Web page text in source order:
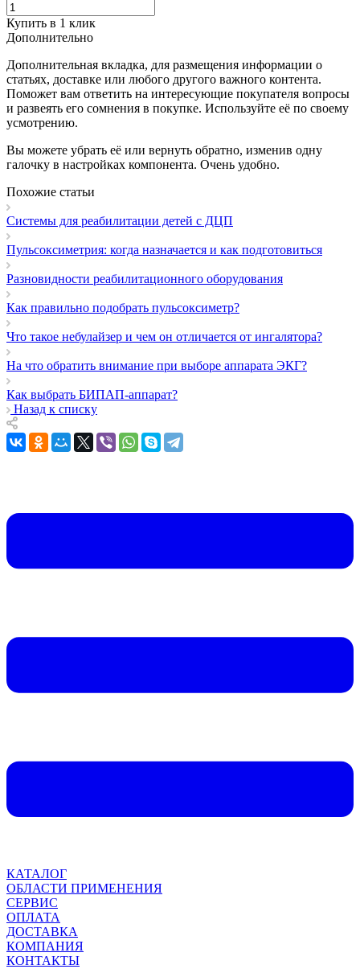
Купить в 1 клик
Дополнительно
Дополнительная вкладка, для размещения информации о
статьях, доставке или любого другого важного контента.
Поможет вам ответить на интересующие покупателя вопросы
и развеять его сомнения в покупке. Используйте её по своему
усмотрению.
Вы можете убрать её или вернуть обратно, изменив одну
галочку в настройках компонента. Очень удобно.
Похожие статьи
Системы для реабилитации детей с ДЦП
Пульсоксиметрия: когда назначается и как подготовиться
Разновидности реабилитационного оборудования
Как правильно подобрать пульсоксиметр?
Что такое небулайзер и чем он отличается от ингалятора?
На что обратить внимание при выборе аппарата ЭКГ?
Как выбрать БИПАП-аппарат?
Назад к списку
КАТАЛОГ
ОБЛАСТИ ПРИМЕНЕНИЯ
СЕРВИС
ОПЛАТА
ДОСТАВКА
КОМПАНИЯ
КОНТАКТЫ